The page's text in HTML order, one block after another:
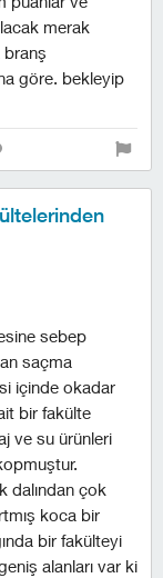
merak
branş
göre. bekleyip
sebep
saçma
içinde okadar
bir fakülte
ve su ürünleri
dalından çok
koca bir
bir fakülteyi
alanları var ki